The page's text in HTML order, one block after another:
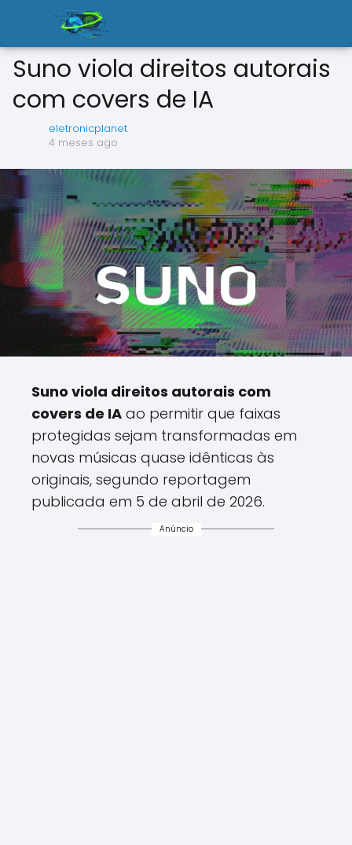
Suno viola direitos autorais
com covers de IA
eletronicplanet
4 meses ago
Suno viola direitos autorais com
covers de IA ao permitir que faixas
protegidas sejam transformadas em
novas músicas quase idênticas às
originais, segundo reportagem
publicada em 5 de abril de 2026.
Anúncio